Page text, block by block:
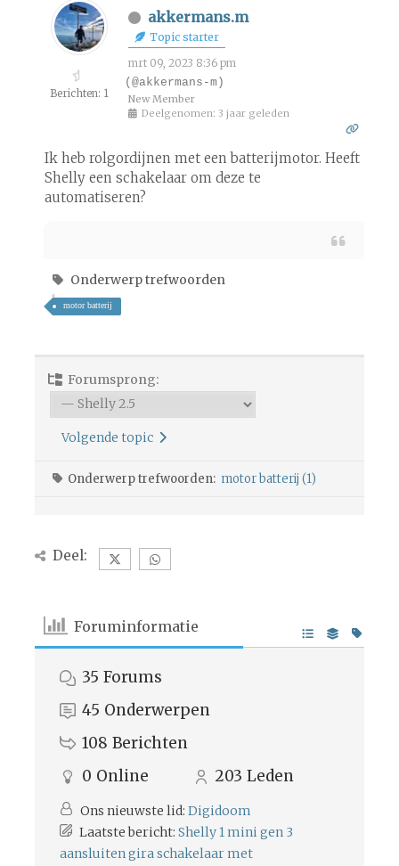
Berichten: 1
akkermans.m
Topic starter
mrt 09, 2023 8:36 pm
(@akkermans-m)
New Member
Deelgenomen: 3 jaar geleden
Ik heb rolgordijnen met een batterijmotor. Heeft
Shelly een schakelaar om deze te
automatiseren?
Onderwerp trefwoorden
motor batterij
Forumsprong:
Volgende topic
Onderwerp trefwoorden: motor batterij (1)
Deel:
Foruminformatie
35 Forums
45 Onderwerpen
108 Berichten
0 Online 203 Leden
Ons nieuwste lid: Digidoom
Laatste bericht: Shelly 1 mini gen 3
aansluiten gira schakelaar met